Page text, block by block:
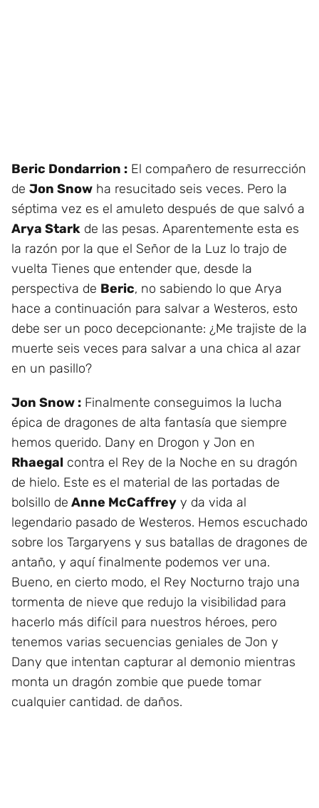
Beric Dondarrion : El compañero de resurrección
de Jon Snow ha resucitado seis veces. Pero la
séptima vez es el amuleto después de que salvó a
Arya Stark de las pesas. Aparentemente esta es
la razón por la que el Señor de la Luz lo trajo de
vuelta Tienes que entender que, desde la
perspectiva de Beric, no sabiendo lo que Arya
hace a continuación para salvar a Westeros, esto
debe ser un poco decepcionante: ¿Me trajiste de la
muerte seis veces para salvar a una chica al azar
en un pasillo?
Jon Snow : Finalmente conseguimos la lucha
épica de dragones de alta fantasía que siempre
hemos querido. Dany en Drogon y Jon en
Rhaegal contra el Rey de la Noche en su dragón
de hielo. Este es el material de las portadas de
bolsillo de Anne McCaffrey y da vida al
legendario pasado de Westeros. Hemos escuchado
sobre los Targaryens y sus batallas de dragones de
antaño, y aquí finalmente podemos ver una.
Bueno, en cierto modo, el Rey Nocturno trajo una
tormenta de nieve que redujo la visibilidad para
hacerlo más difícil para nuestros héroes, pero
tenemos varias secuencias geniales de Jon y
Dany que intentan capturar al demonio mientras
monta un dragón zombie que puede tomar
cualquier cantidad. de daños.